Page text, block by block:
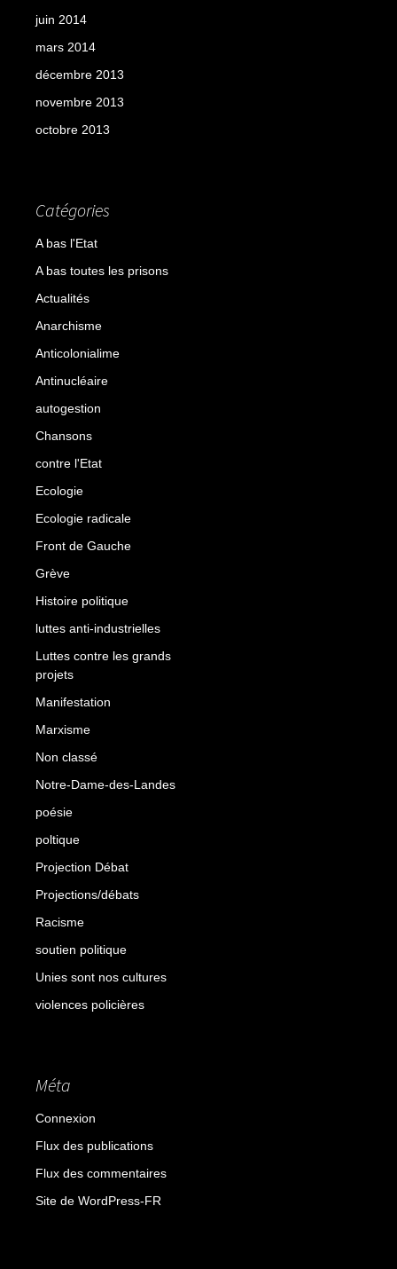
juin 2014
mars 2014
décembre 2013
novembre 2013
octobre 2013
Catégories
A bas l'Etat
A bas toutes les prisons
Actualités
Anarchisme
Anticolonialime
Antinucléaire
autogestion
Chansons
contre l'Etat
Ecologie
Ecologie radicale
Front de Gauche
Grève
Histoire politique
luttes anti-industrielles
Luttes contre les grands
projets
Manifestation
Marxisme
Non classé
Notre-Dame-des-Landes
poésie
poltique
Projection Débat
Projections/débats
Racisme
soutien politique
Unies sont nos cultures
violences policières
Méta
Connexion
Flux des publications
Flux des commentaires
Site de WordPress-FR